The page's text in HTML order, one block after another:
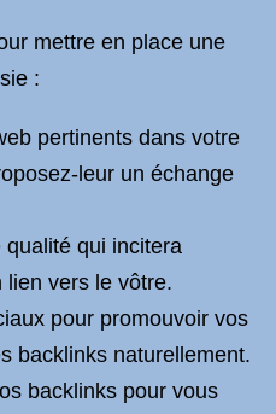
mettre en place une
:
pertinents dans votre
leur un échange
qui incitera
lien vers le vôtre.
pour promouvoir vos
backlinks naturellement.
backlinks pour vous